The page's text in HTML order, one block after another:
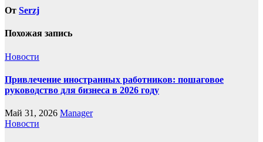
От Serzj
Похожая запись
Новости
Привлечение иностранных работников: пошаговое
руководство для бизнеса в 2026 году
Май 31, 2026 Manager
Новости